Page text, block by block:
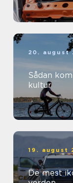
20. august
Sådan
kultur
19. august
De mest